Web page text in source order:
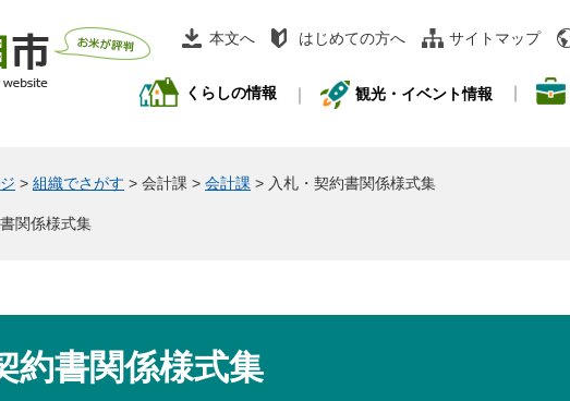
本文へ はじめての方へ サイトマップ
くらしの情報 観光・イベント情報
> 組織でさがす > 会計課 > 会計課 > 入札・契約書関係様式集
関係様式集
約書関係様式集